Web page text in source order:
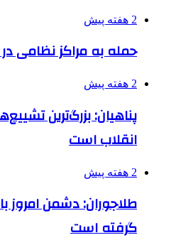
2 هفته پیش
حمله به مراکز نظامی
2 هفته پیش
پناهیان: بزرگ‌ترین
انقلاب است
2 هفته پیش
طلاجوران: دشمن امروز
گرفته است